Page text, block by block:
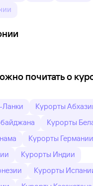
почитать о
Курорты
Курорты
Курорты Германии
Курорты Индии
Курорты